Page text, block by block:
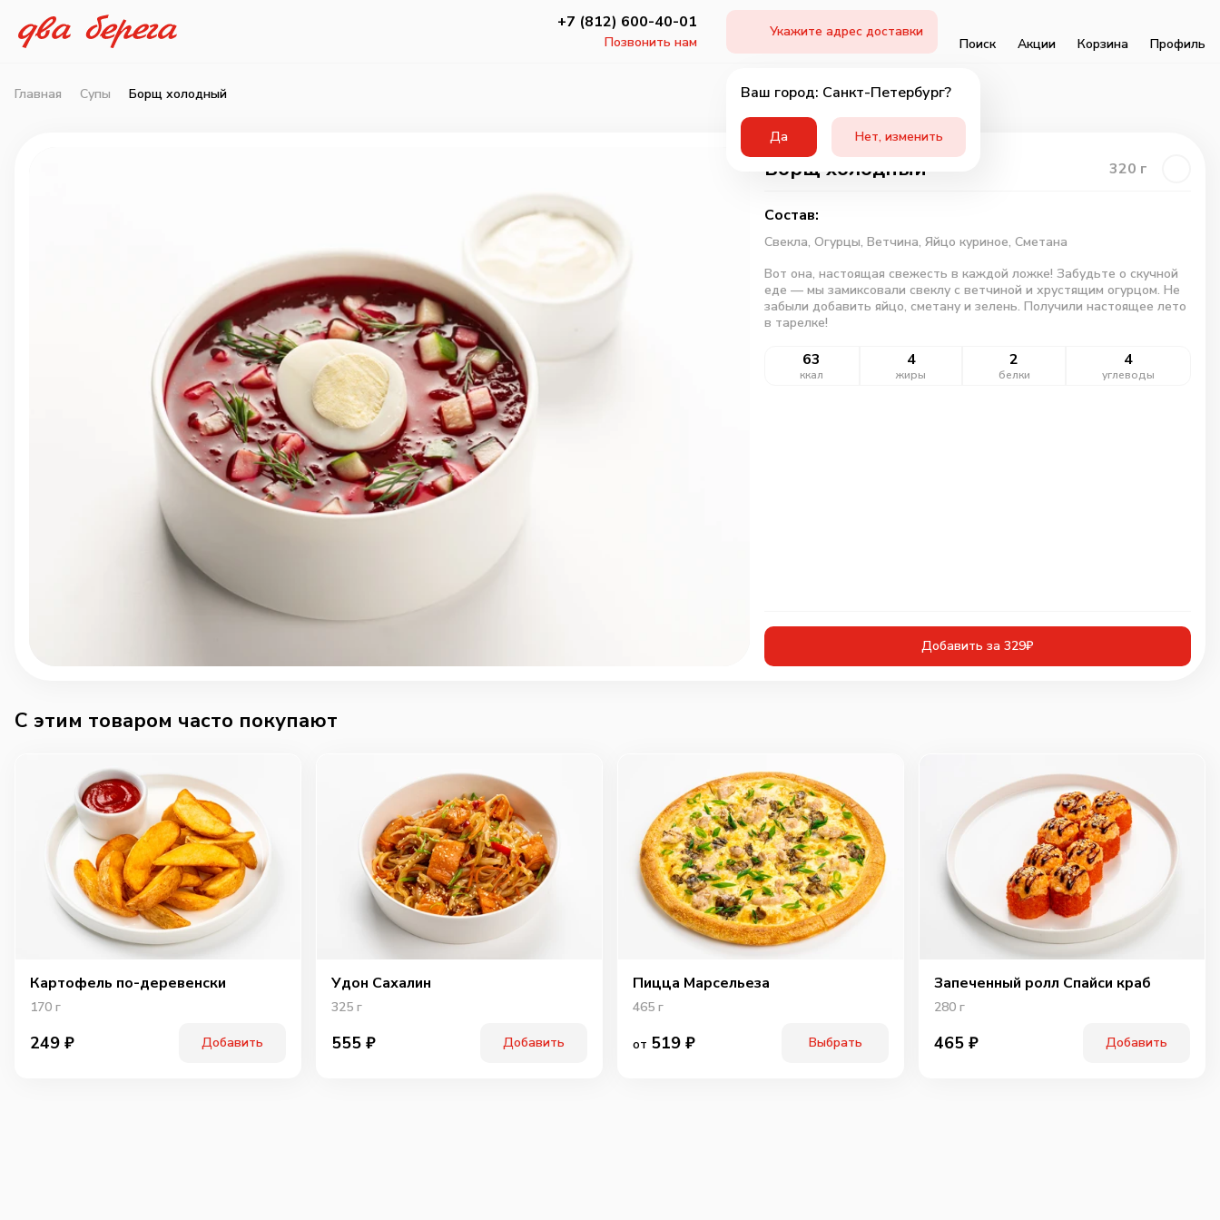
+7 (812) 600-40-01
Позвонить нам
Укажите адрес доставки
Ваш город: Санкт-Петербург?
Да Нет, изменить
Поиск Акции Корзина Профиль
Главная Супы Борщ холодный
Борщ холодный 320 г
Состав:
Свекла, Огурцы, Ветчина, Яйцо куриное, Сметана
Вот она, настоящая свежесть в каждой ложке! Забудьте о скучной
еде — мы замиксовали свеклу с ветчиной и хрустящим огурцом. Не
забыли добавить яйцо, сметану и зелень. Получили настоящее лето
в тарелке!
63
ккал
4
жиры
2
белки
4
углеводы
Добавить за 329₽
C этим товаром часто покупают
Картофель по-деревенски
170 г
249 ₽ Добавить
Удон Сахалин
325 г
555 ₽ Добавить
Пицца Марсельеза
465 г
от 519 ₽ Выбрать
Запеченный ролл Спайси краб
280 г
465 ₽ Добавить